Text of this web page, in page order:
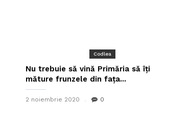
Codlea
Nu trebuie să vină Primăria să îți
măture frunzele din fața...
2 noiembrie 2020 0